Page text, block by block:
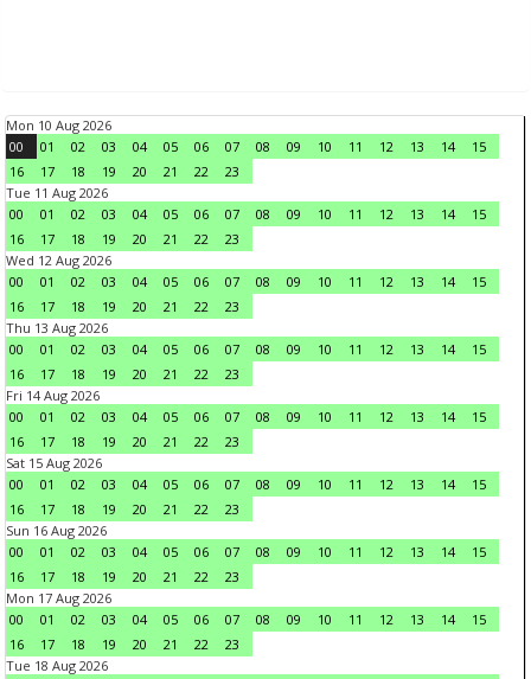
Mon 10 Aug 2026
00
01 02 03 04 05 06 07 08 09 10 11 12 13 14
15
16
17 18 19 20 21 22
23
Tue 11 Aug 2026
00
01 02 03 04 05 06 07 08 09 10 11 12 13 14
15
16
17 18 19 20 21 22
23
Wed 12 Aug 2026
00
01 02 03 04 05 06 07 08 09 10 11 12 13 14
15
16
17 18 19 20 21 22
23
Thu 13 Aug 2026
00
01 02 03 04 05 06 07 08 09 10 11 12 13 14
15
16
17 18 19 20 21 22
23
Fri 14 Aug 2026
00
01 02 03 04 05 06 07 08 09 10 11 12 13 14
15
16
17 18 19 20 21 22
23
Sat 15 Aug 2026
00
01 02 03 04 05 06 07 08 09 10 11 12 13 14
15
16
17 18 19 20 21 22
23
Sun 16 Aug 2026
00
01 02 03 04 05 06 07 08 09 10 11 12 13 14
15
16
17 18 19 20 21 22
23
Mon 17 Aug 2026
00
01 02 03 04 05 06 07 08 09 10 11 12 13 14
15
16
17 18 19 20 21 22
23
Tue 18 Aug 2026